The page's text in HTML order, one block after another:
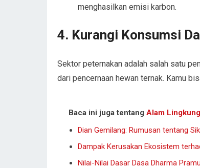
menghasilkan emisi karbon.
4. Kurangi Konsumsi
Sektor peternakan adalah salah satu
dari pencernaan hewan ternak. Kamu
Baca ini juga tentang Alam
Dian Gemilang: Rumusan tentang
Dampak Kerusakan Ekosistem
Nilai-Nilai Dasar Dasa Dharma